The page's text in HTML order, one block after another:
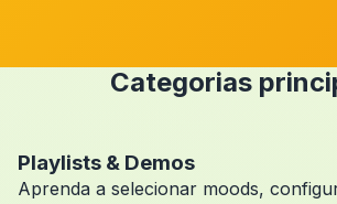
Categorias
Playlists & Demos
Aprenda a selecionar moods,